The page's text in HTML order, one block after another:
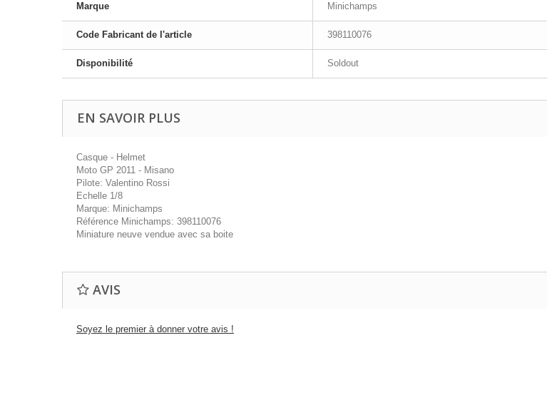
Marque Minichamps
Code Fabricant de l'article 398110076
Disponibilité Soldout
EN SAVOIR PLUS
Casque - Helmet
Moto GP 2011 - Misano
Pilote: Valentino Rossi
Echelle 1/8
Marque: Minichamps
Référence Minichamps: 398110076
Miniature neuve vendue avec sa boite
AVIS
Soyez le premier à donner votre avis !